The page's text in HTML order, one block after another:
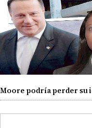
Moore podría perder su